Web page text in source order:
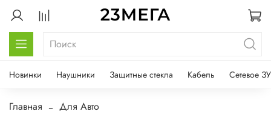
Новинки Наушники Защитные стекла Кабель Сетевое ЗУ
Главная Для Авто